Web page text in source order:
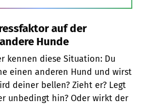
auf der
Hunde
kennen diese Situation: Du
einen anderen Hund und wirst
deiner bellen? Zieht er? Legt
unbedingt hin? Oder wirkt der